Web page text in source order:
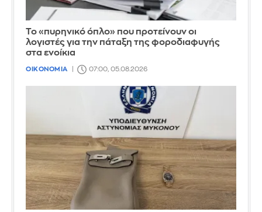
Το «πυρηνικό όπλο» που προτείνουν οι
λογιστές για την πάταξη της φοροδιαφυγής
στα ενοίκια
ΟΙΚΟΝΟΜΙΑ 07:00, 05.08.2026